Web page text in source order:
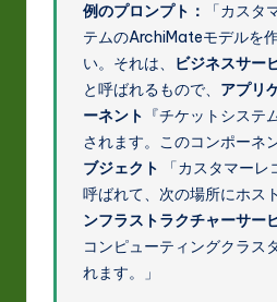
例のプロンプト：
「カスタ
テムのArchiMateモデルを
い。それは、
ビジネスサー
と呼ばれるもので、 アプリ
ーネント 『チケットシステ
されます。このコンポーネ
ブジェクト
「カスタマー
呼ばれて、次の場所にホス
ンフラストラクチャーサー
コンピューティングクラス
れます。」